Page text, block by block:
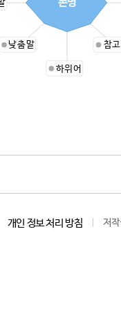
참
하위어
낮춤말
존명
개인 정보 처리 방침 저